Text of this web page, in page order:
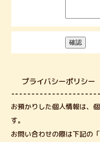
プライバシーポリシー
お預かりした個人情報は、
す。
お問い合わせの際は下記の